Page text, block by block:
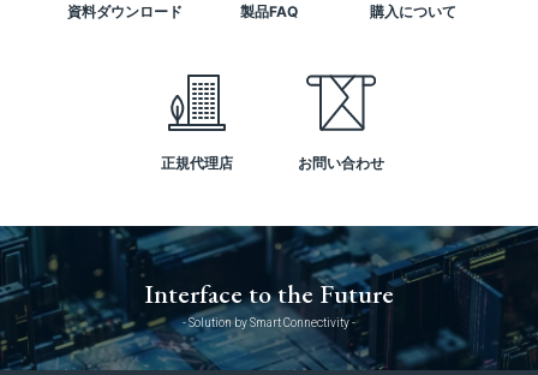
資料ダウンロード 製品FAQ 購入について
正規代理店 お問い合わせ
Interface to the Future
- Solution by Smart Connectivity -